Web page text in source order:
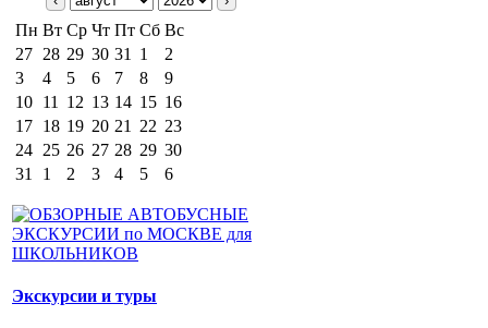
Пн Вт Ср Чт Пт Сб Вс
27 28 29 30 31 1
2
3
4 5 6 7 8
9
10 11 12 13 14 15 16
17 18 19 20 21 22 23
24 25 26 27 28 29 30
31
1 2 3 4 5 6
Экскурсии и туры